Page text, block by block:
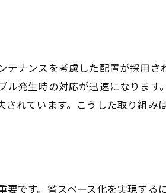
テナンスを考慮した配置が採用さ
発生時の対応が迅速になります
れています。こうした取り組み
です。省スペース化を実現するに